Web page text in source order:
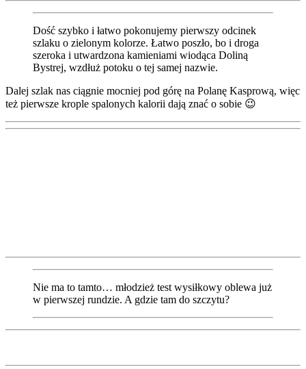
Dość szybko i łatwo pokonujemy pierwszy odcinek
szlaku o zielonym kolorze. Łatwo poszło, bo i droga
szeroka i utwardzona kamieniami wiodąca Doliną
Bystrej, wzdłuż potoku o tej samej nazwie.
Dalej szlak nas ciągnie mocniej pod górę na Polanę Kasprową, więc
też pierwsze krople spalonych kalorii dają znać o sobie 😉
Nie ma to tamto… młodzież test wysiłkowy oblewa już
w pierwszej rundzie. A gdzie tam do szczytu?